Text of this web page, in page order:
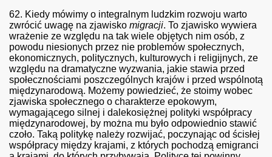
62. Kiedy mówimy o integralnym ludzkim rozwoju warto
zwrócić uwagę na zjawisko migracji. To zjawisko wywiera
wrażenie ze względu na tak wiele objętych nim osób, z
powodu niesionych przez nie problemów społecznych,
ekonomicznych, politycznych, kulturowych i religijnych, ze
względu na dramatyczne wyzwania, jakie stawia przed
społecznościami poszczególnych krajów i przed wspólnotą
międzynarodową. Możemy powiedzieć, że stoimy wobec
zjawiska społecznego o charakterze epokowym,
wymagającego silnej i dalekosiężnej polityki współpracy
międzynarodowej, by można mu było odpowiednio stawić
czoło. Taką politykę należy rozwijać, poczynając od ścisłej
współpracy między krajami, z których pochodzą emigranci